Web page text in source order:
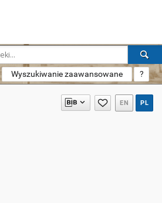
Wyszukiwanie zaawansowane ?
EN PL